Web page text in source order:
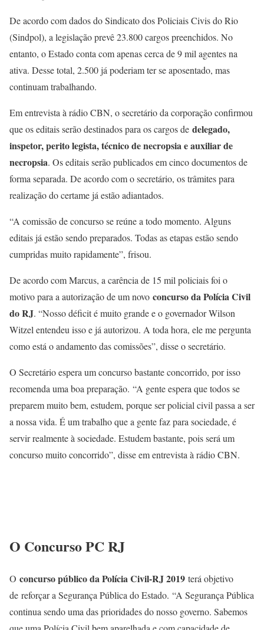
De acordo com dados do Sindicato dos Policiais Civis do Rio
(Sindpol), a legislação prevê 23.800 cargos preenchidos. No
entanto, o Estado conta com apenas cerca de 9 mil agentes na
ativa. Desse total, 2.500 já poderiam ter se aposentado, mas
continuam trabalhando.
Em entrevista à rádio CBN, o secretário da corporação confirmou
que os editais serão destinados para os cargos de delegado,
inspetor, perito legista, técnico de necropsia e auxiliar de
necropsia. Os editais serão publicados em cinco documentos de
forma separada. De acordo com o secretário, os trâmites para
realização do certame já estão adiantados.
“A comissão de concurso se reúne a todo momento. Alguns
editais já estão sendo preparados. Todas as etapas estão sendo
cumpridas muito rapidamente”, frisou.
De acordo com Marcus, a carência de 15 mil policiais foi o
motivo para a autorização de um novo concurso da Polícia Civil
do RJ. “Nosso déficit é muito grande e o governador Wilson
Witzel entendeu isso e já autorizou. A toda hora, ele me pergunta
como está o andamento das comissões”, disse o secretário.
O Secretário espera um concurso bastante concorrido, por isso
recomenda uma boa preparação. “A gente espera que todos se
preparem muito bem, estudem, porque ser policial civil passa a ser
a nossa vida. É um trabalho que a gente faz para sociedade, é
servir realmente à sociedade. Estudem bastante, pois será um
concurso muito concorrido”, disse em entrevista à rádio CBN.
O Concurso PC RJ
O concurso público da Polícia Civil-RJ 2019 terá objetivo
de reforçar a Segurança Pública do Estado. “A Segurança Pública
continua sendo uma das prioridades do nosso governo. Sabemos